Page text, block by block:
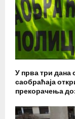
У прва три дана
саобраћаја
прекорачења